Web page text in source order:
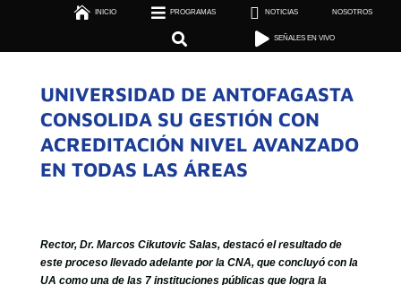
 INICIO  PROGRAMAS  NOTICIAS NOSOTROS
  SEÑALES EN VIVO
  SEÑALES EN VIVO
UNIVERSIDAD DE ANTOFAGASTA
CONSOLIDA SU GESTIÓN CON
ACREDITACIÓN NIVEL AVANZADO
EN TODAS LAS ÁREAS
Rector, Dr. Marcos Cikutovic Salas, destacó el resultado de
este proceso llevado adelante por la CNA, que concluyó con la
UA como una de las 7 instituciones públicas que logra la